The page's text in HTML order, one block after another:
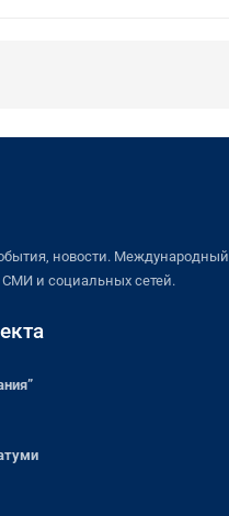
новости. Международный
СМИ и социальных сетей.